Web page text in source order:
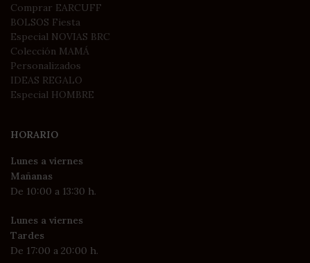
Comprar EARCUFF
BOLSOS Fiesta
Especial NOVIAS BRC
Colección MAMÁ
Personalizados
IDEAS REGALO
Especial HOMBRE
HORARIO
Lunes a viernes
Mañanas
De 10:00 a 13:30 h.
Lunes a viernes
Tardes
De 17:00 a 20:00 h.